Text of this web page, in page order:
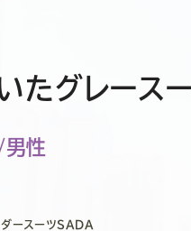
たグレース
性
ダースーツSADA